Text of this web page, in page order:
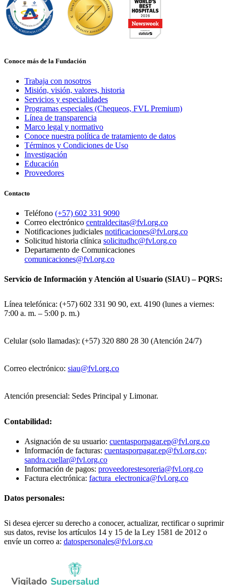
Conoce más de la Fundación
Trabaja con nosotros
Misión, visión, valores, historia
Servicios y especialidades
Programas especiales (Chequeos, FVL Premium)
Línea de transparencia
Marco legal y normativo
Conoce nuestra política de tratamiento de datos
Términos y Condiciones de Uso
Investigación
Educación
Proveedores
Contacto
Teléfono (+57) 602 331 9090
Correo electrónico centraldecitas@fvl.org.co
Notificaciones judiciales notificaciones@fvl.org.co
Solicitud historia clínica solicitudhc@fvl.org.co
Departamento de Comunicaciones
comunicaciones@fvl.org.co
Servicio de Información y Atención al Usuario (SIAU) – PQRS:
Línea telefónica: (+57) 602 331 90 90, ext. 4190 (lunes a viernes:
7:00 a. m. – 5:00 p. m.)
Celular (solo llamadas): (+57) 320 880 28 30 (Atención 24/7)
Correo electrónico: siau@fvl.org.co
Atención presencial: Sedes Principal y Limonar.
Contabilidad:
Asignación de su usuario: cuentasporpagar.ep@fvl.org.co
Información de facturas: cuentasporpagar.ep@fvl.org.co;
sandra.cuellar@fvl.org.co
Información de pagos: proveedorestesoreria@fvl.org.co
Factura electrónica: factura_electronica@fvl.org.co
Datos personales:
Si desea ejercer su derecho a conocer, actualizar, rectificar o suprimir
sus datos, revise los artículos 14 y 15 de la Ley 1581 de 2012 o
envíe un correo a: datospersonales@fvl.org.co